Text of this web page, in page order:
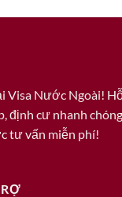
Visa Nước Ngoài!
định cư nhanh
tư vấn miễn phí!